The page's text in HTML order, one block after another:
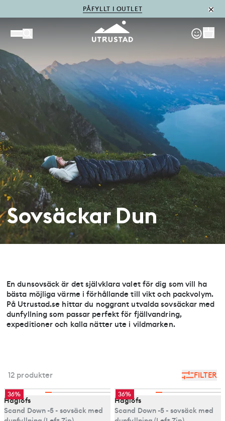
PÅFYLLT I OUTLET
Sovsäckar Dun
En dunsovsäck är det självklara valet för dig som vill ha
bästa möjliga värme i förhållande till vikt och packvolym.
På Utrustad.se hittar du noggrant utvalda sovsäckar med
dunfyllning som passar perfekt för fjällvandring,
expeditioner och kalla nätter ute i vildmarken.
FILTER
12 produkter
36%
Haglöfs
Scand Down -5 - sovsäck med
36%
Haglöfs
Scand Down -5 - sovsäck med